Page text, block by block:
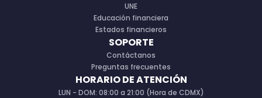
UNE
Educación financiera
Estados financieros
SOPORTE
Contáctanos
Preguntas frecuentes
HORARIO DE ATENCIÓN
LUN - DOM: 08:00 a 21:00 (Hora de CDMX)